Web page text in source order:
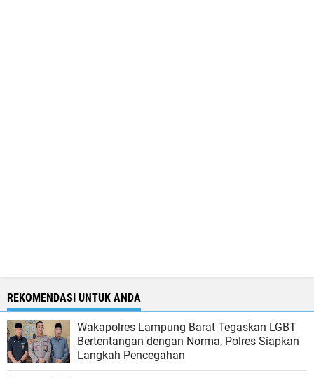
REKOMENDASI UNTUK ANDA
Wakapolres Lampung Barat Tegaskan LGBT
Bertentangan dengan Norma, Polres Siapkan
Langkah Pencegahan